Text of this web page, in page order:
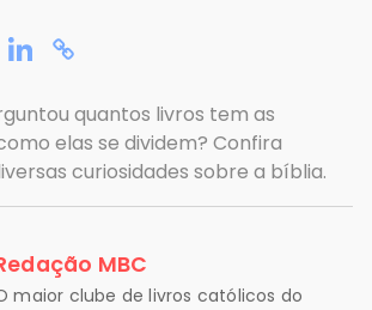
quantos livros tem as
elas se dividem? Confira
curiosidades sobre a bíblia.
MBC
maior clube de livros católicos do